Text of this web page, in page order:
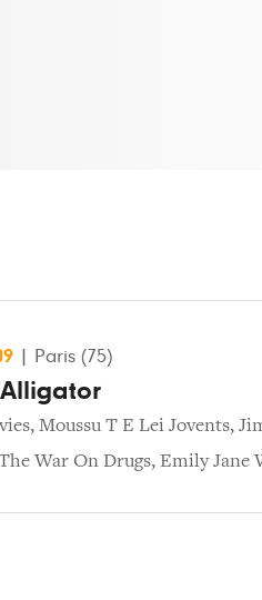
Paris (75)
, Moussu T E Lei Jovents,
War On Drugs, Emily Jane